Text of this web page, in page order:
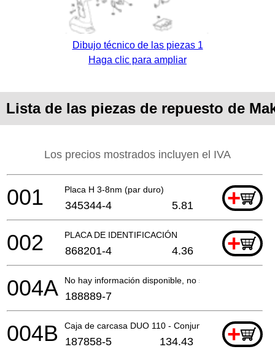
Dibujo técnico de las piezas 1
Haga clic para ampliar
Lista de las piezas de repuesto de
Los precios mostrados incluyen el IVA
Placa H 3-8nm (par duro) +
001 345344-4 5.81
PLACA DE IDENTIFICACIÓN +
002 868201-4 4.36
No hay información disponible, no se puede pedir
004A 188889-7
Caja de carcasa DUO 110 - Conjunto +
004B 187858-5 134.43